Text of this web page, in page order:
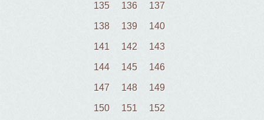
135 136 137
138 139 140
141 142 143
144 145 146
147 148 149
150 151 152